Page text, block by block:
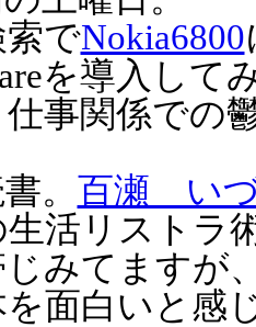
でNokia6800
を導入して
事関係での
。 百瀬 い
活リストラ
みてますが
を面白いと感